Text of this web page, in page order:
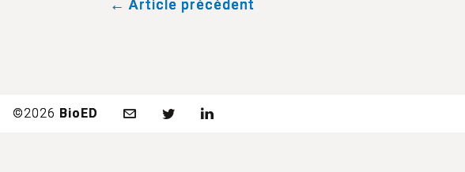
← Article précédent
©2026 BioED